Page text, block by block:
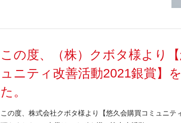
この度、（株）クボタ様より
ュニティ改善活動2021銀賞】
た。
この度、株式会社クボタ様より【悠久会購買コミュニ